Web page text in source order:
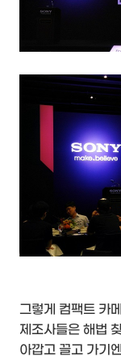
그렇게 컴팩트 카
제조사들은 해법
아깝고 끌고 가기